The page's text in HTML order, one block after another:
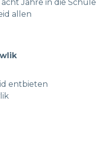
Jahre in die Schule
allen
entbieten